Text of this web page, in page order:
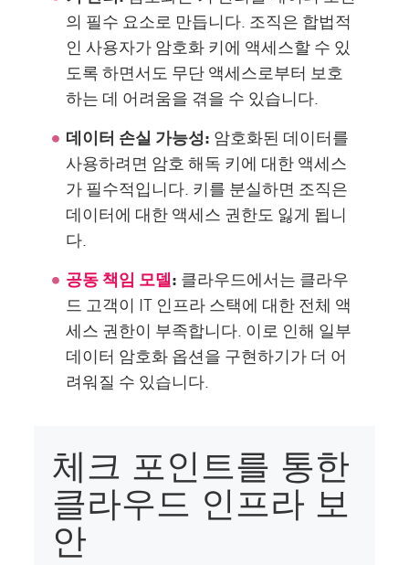
의 필수 요소로 만듭니다. 조직은 합법적
인 사용자가 암호화 키에 액세스할 수 있
도록 하면서도 무단 액세스로부터 보호
하는 데 어려움을 겪을 수 있습니다.
데이터 손실 가능성: 암호화된 데이터를
사용하려면 암호 해독 키에 대한 액세스
가 필수적입니다. 키를 분실하면 조직은
데이터에 대한 액세스 권한도 잃게 됩니
다.
공동 책임 모델: 클라우드에서는 클라우
드 고객이 IT 인프라 스택에 대한 전체 액
세스 권한이 부족합니다. 이로 인해 일부
데이터 암호화 옵션을 구현하기가 더 어
려워질 수 있습니다.
체크 포인트를 통한
클라우드 인프라 보
안